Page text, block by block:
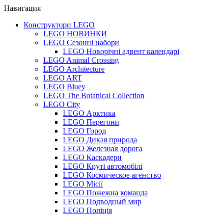
Навигация
Конструктори LEGO
LEGO НОВИНКИ
LEGO Сезонні набори
LEGO Новорічні адвент календарі
LEGO Animal Crossing
LEGO Architecture
LEGO ART
LEGO Bluey
LEGO The Botanical Collection
LEGO City
LEGO Арктика
LEGO Перегони
LEGO Город
LEGO Дикая природа
LEGO Железная дорога
LEGO Каскадери
LEGO Круті автомобілі
LEGO Космическое агенство
LEGO Місії
LEGO Пожежна команда
LEGO Подводный мир
LEGO Поліція